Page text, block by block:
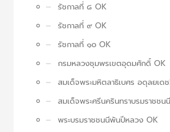
รัชกาลที่ ๘ OK
รัชกาลที่ ๙ OK
รัชกาลที่ ๑๐ OK
กรมหลวงชุมพรเขตอุดมศักดิ์ OK
สมเด็จพระมหิตลาธิเบศร อดุลยเด
สมเด็จพระศรีนครินทราบรมราชชน
พระบรมราชชนนีพันปีหลวง OK